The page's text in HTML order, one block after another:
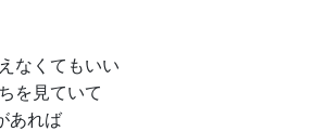
なくてもいい
を見ていて
あれば